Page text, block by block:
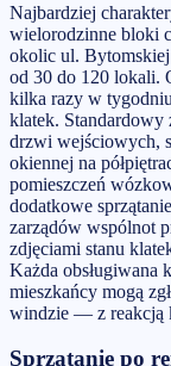
Najbardziej
wielorodzinne bloki
okolic ul.
od 30 do 120 lokali.
kilka razy w
klatek. Standardowy
drzwi wejściowych,
okiennej na
pomieszczeń
dodatkowe
zarządów wspólnot
zdjęciami stanu
Każda obsługiwana
mieszkańcy mogą
windzie — z reakcją
Sprzątanie po